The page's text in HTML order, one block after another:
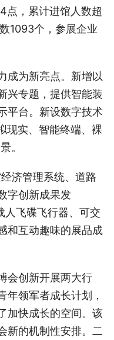
点，累计进馆人数超
1093个，参展企业
成为新亮点。新增以
兴专题，提供智能装
平台。新设数字技术
现实、智能终端、裸
。
济管理系统、道路
字创新成果发
人飞碟飞行器、可交
和互动趣味的展品成
会创新开展两大行
领军者成长计划，
加快成长的空间。该
新的机制性安排。二